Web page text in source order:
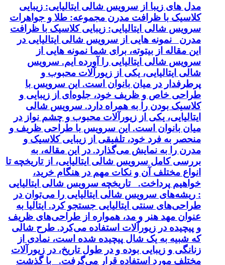
مدل های زیبا از سرویس شالی ایتالیایی: زیبایی
کلاسیک با ظرافت مدرن مجموعه: طلا و جواهرات
سرویس شالی ایتالیایی: زیبایی کلاسیک با ظرافت
مدرن نمونه هایی از سرویس شالی ایتالیایی در
این مقاله از بیتوته، برای شما نمونه هایی از
سرویس شالی ایتالیایی را آورده ایم. سرویس
شالی ایتالیایی، یکی از زیورآلات محبوب و
پرطرفدار در میان بانوان است. این سرویس با
طراحی خاص و ظریف خود، جلوه‌ای از زیبایی و
کلاسیک بودن را به همراه دارد. سرویس شالی
ایتالیایی، یکی از زیورآلات محبوب و چشم نواز در
میان بانوان است. این سرویس با طراحی ظریف و
منحصر به فرد خود، تلفیقی از زیبایی کلاسیک و
مدرن را به نمایش می‌گذارد. در این مقاله، به
بررسی کامل سرویس شالی ایتالیایی، از تاریخچه تا
انواع مختلف آن و نکات مهم در هنگام خرید،
خواهیم پرداخت. تاریخچه سرویس شالی ایتالیایی
: ریشه‌های سرویس شالی ایتالیایی را می‌توان در
طراحی‌های سنتی ایتالیایی جستجو کرد. ایتالیا به
عنوان مهد هنر و مد، همواره از طراحی‌های ظریف
و پیچیده در زیورآلات استفاده می‌کرد. طرح شالی
که شبیه به یک شال پیچیده شده است، نمادی از
زنانگی و زیبایی بوده و در طول تاریخ، در زیورآلات
مختلف مورد استفاده قرار می‌گرفت. با گذشت